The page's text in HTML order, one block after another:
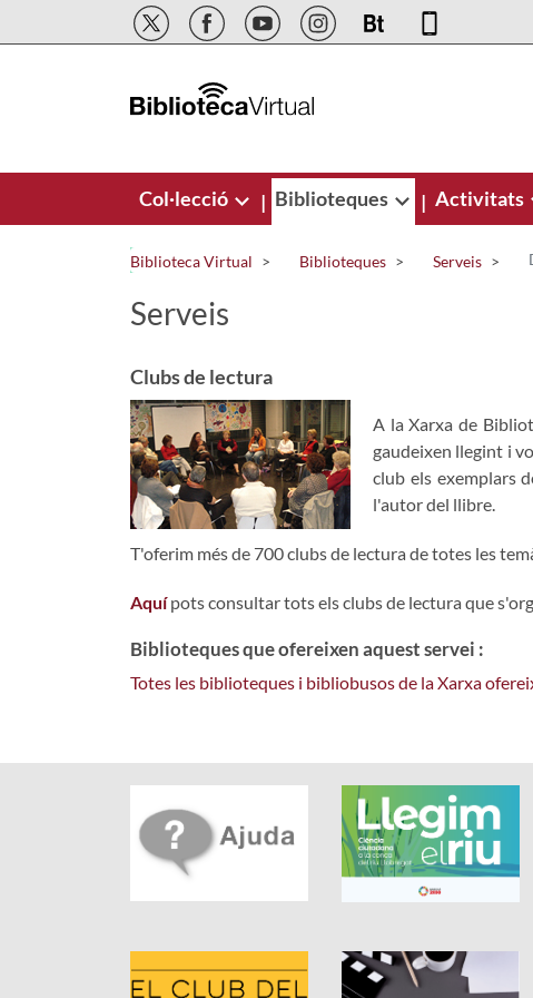
Salta al contingut principal
Col·lecció | Biblioteques | Activitats
Biblioteca Virtual Biblioteques Serveis
Serveis
Clubs de lectura
A la Xarxa de
gaudeixen llegint i
club els exemplars
l'autor del llibre.
T'oferim més de 700 clubs de lectura de totes les
Aquípots consultar tots els clubs de lectura que
Biblioteques que ofereixen aquest servei :
Totes les biblioteques i bibliobusos de la Xarxa